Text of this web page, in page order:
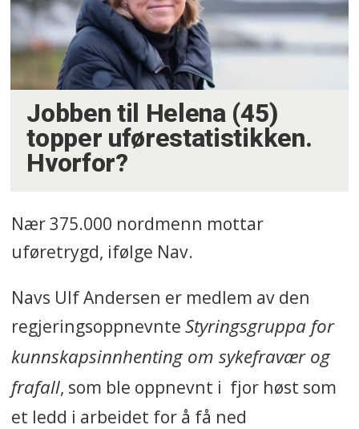
Jobben til Helena (45)
topper uførestatistikken.
Hvorfor?
Nær 375.000 nordmenn mottar
uføretrygd, ifølge Nav.
Navs Ulf Andersen er medlem av den
regjeringsoppnevnte Styringsgruppa for
kunnskapsinnhenting om sykefravær og
frafall, som ble oppnevnt i fjor høst som
et ledd i arbeidet for å få ned